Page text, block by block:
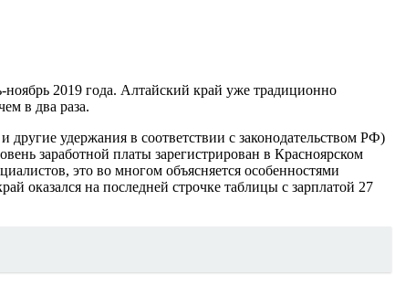
ноябрь 2019 года. Алтайский край уже традиционно
в два раза.
удержания в соответствии с законодательством РФ)
заработной платы зарегистрирован в Красноярском
это во многом объясняется особенностями
оказался на последней строчке таблицы с зарплатой 27